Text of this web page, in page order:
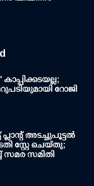
റോജി
പ്ലാന്റ് അടച്ചുപൂട്ടൽ
സ്റ്റേ ചെയ്തു;
സമര സമിതി